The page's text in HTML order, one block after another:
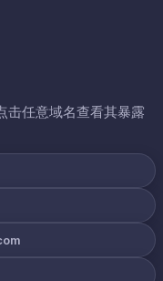
击任意域名查看其暴露